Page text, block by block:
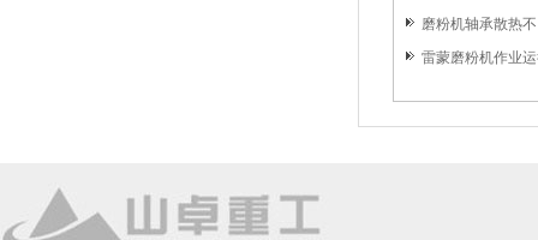
磨粉机轴承散热
雷蒙磨粉机作业